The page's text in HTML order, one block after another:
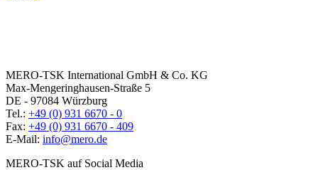
MERO-TSK International GmbH & Co. KG
Max-Mengeringhausen-Straße 5
DE - 97084 Würzburg
Tel.: +49 (0) 931 6670 - 0
Fax: +49 (0) 931 6670 - 409
E-Mail: info@mero.de
MERO-TSK auf Social Media